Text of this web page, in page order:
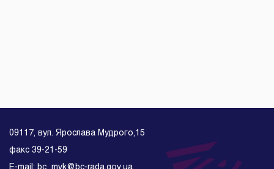
09117, вул. Ярослава Мудрого,15
факс 39-21-59